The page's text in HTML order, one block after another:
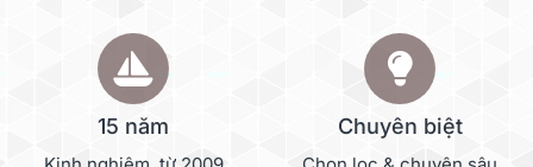
15 năm Chuyên biệt